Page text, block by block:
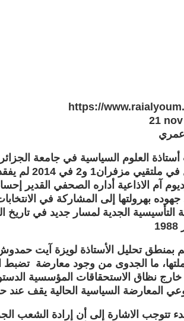
https://
21
العلوم السياسية في جامعة
تشكل في
آم الاذاعية أداره الصحفي
بهرولتها إلى المشاركة في
التأسيسية الجدية لمسار جديد في تاريخ
بمنطق تحليل الأستاذة لويزة آيت
ما الجدوى من وجود معارضة تضبط
نظاق الاستحقاقات المؤسسية
المعارضة السياسية الحالية يقف عند
تتوجب الاشارة إلى أن إرادة الشعب